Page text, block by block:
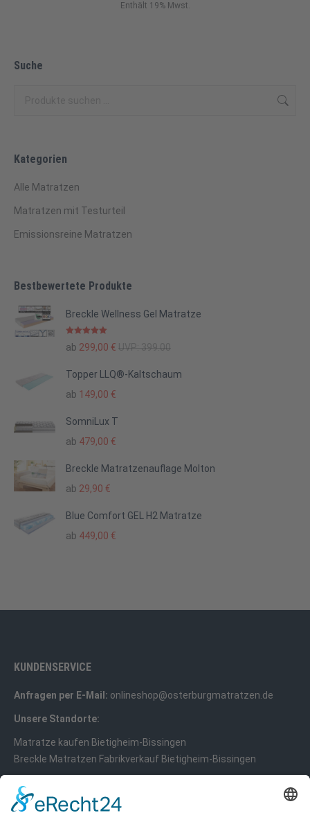
Enthält 19% Mwst.
Suche
Kategorien
Alle Matratzen
Matratzen mit Testurteil
Emissionsreine Matratzen
Bestbewertete Produkte
Breckle Wellness Gel Matratze
Bewertet mit
5.00von 5
ab 299,00 € UVP: 399.00
Topper LLQ®-Kaltschaum
ab 149,00 €
SomniLux T
ab 479,00 €
Breckle Matratzenauflage Molton
ab 29,90 €
Blue Comfort GEL H2 Matratze
ab 449,00 €
KUNDENSERVICE
Anfragen per E-Mail: onlineshop@osterburgmatratzen.de
Unsere Standorte:
Matratze kaufen Bietigheim-Bissingen
Breckle Matratzen Fabrikverkauf Bietigheim-Bissingen